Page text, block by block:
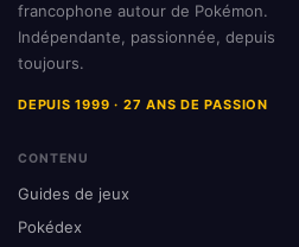
francophone autour de Pokémon.
Indépendante, passionnée, depuis
toujours.
DEPUIS 1999 · 27 ANS DE PASSION
CONTENU
Guides de jeux
Pokédex